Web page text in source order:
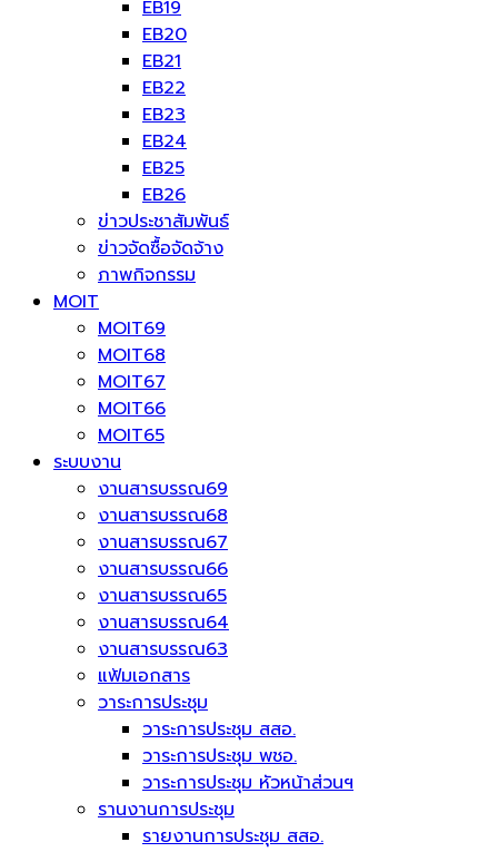
EB19
EB20
EB21
EB22
EB23
EB24
EB25
EB26
ข่าวประชาสัมพันธ์
ข่าวจัดซื้อจัดจ้าง
ภาพกิจกรรม
MOIT
MOIT69
MOIT68
MOIT67
MOIT66
MOIT65
ระบบงาน
งานสารบรรณ69
งานสารบรรณ68
งานสารบรรณ67
งานสารบรรณ66
งานสารบรรณ65
งานสารบรรณ64
งานสารบรรณ63
แฟ้มเอกสาร
วาระการประชุม
วาระการประชุม สสอ.
วาระการประชุม พชอ.
วาระการประชุม หัวหน้าส่วนฯ
รานงานการประชุม
รายงานการประชุม สสอ.